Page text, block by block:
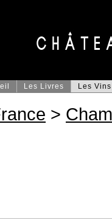
Les Livres Les Vins
>